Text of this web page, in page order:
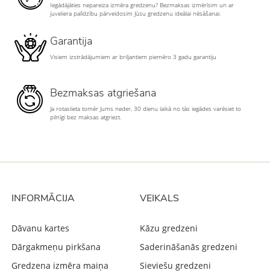
Iegādājāties nepareiza izmēra gredzenu? Bezmaksas izmērīsim un ar
juveliera palīdzību pārveidosim Jūsu gredzenu ideālai nēsāšanai.
Garantija
Visiem izstrādājumiem ar briljantiem piemēro 3 gadu garantiju
Bezmaksas atgriešana
Ja rotaslieta tomēr Jums neder, 30 dienu laikā no tās iegādes varēsiet to
pilnīgi bez maksas atgriezt.
INFORMĀCIJA
Dāvanu kartes
Dārgakmeņu pirkšana
Gredzena izmēra maiņa
VEIKALS
Kāzu gredzeni
Saderināšanās gredzeni
Sieviešu gredzeni